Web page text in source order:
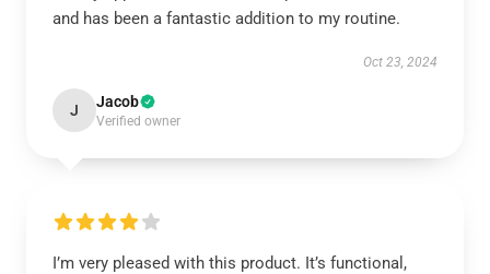
and has been a fantastic addition to my routine.
Oct 23, 2024
J Jacob
Verified owner
I’m very pleased with this product. It’s functional,